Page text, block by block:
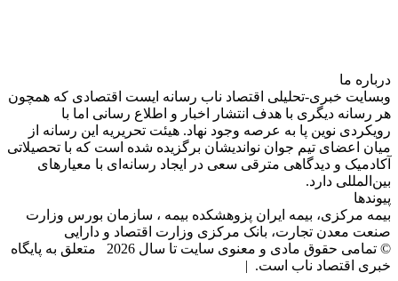
درباره‌ ما
وبسایت خبری-تحلیلی اقتصاد ناب رسانه‌ ایست اقتصادی که همچون
هر رسانه دیگری با هدف انتشار اخبار و اطلاع رسانی اما با
رویکردی نوین پا به عرصه وجود نهاد. هیئت تحریریه این رسانه از
میان اعضای تیم جوان نواندیشان برگزیده شده است که با تحصیلاتی
آکادمیک و دیدگاهی‌ مترقی سعی در ایجاد رسانه‌ای با معیار‌های
بین‌المللی دارد.
پیوندها
بیمه مرکزی، بیمه ایران پزوهشکده بیمه ، سازمان بورس وزارت
صنعت معدن تجارت، بانک مرکزی وزارت اقتصاد و دارایی
© تمامی حقوق مادی و معنوی سایت تا سال 2026 متعلق به پایگاه
خبری اقتصاد ناب است. |